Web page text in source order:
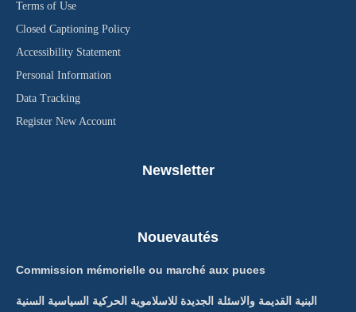
Terms of Use
Closed Captioning Policy
Accessibility Statement
Personal Information
Data Tracking
Register New Account
Newsletter
Nouevautés
Commission mémorielle ou marché aux puces
البنية القديمة والاسئلة الجديدة للاسلاموية الحركية السياسية السنية